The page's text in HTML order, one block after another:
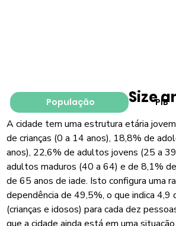
População PIB
Size
A cidade tem uma estrutura etária
de crianças (0 a 14 anos), 18,8% de
anos), 22,6% de adultos jovens (25 a
adultos maduros (40 a 64) e de 8,1%
de 65 anos de iade. Isto configura uma
dependência de 49,5%, o que indica 4,9
(crianças e idosos) para cada dez